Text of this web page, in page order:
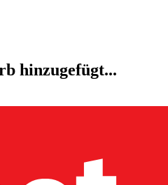
hinzugefügt...